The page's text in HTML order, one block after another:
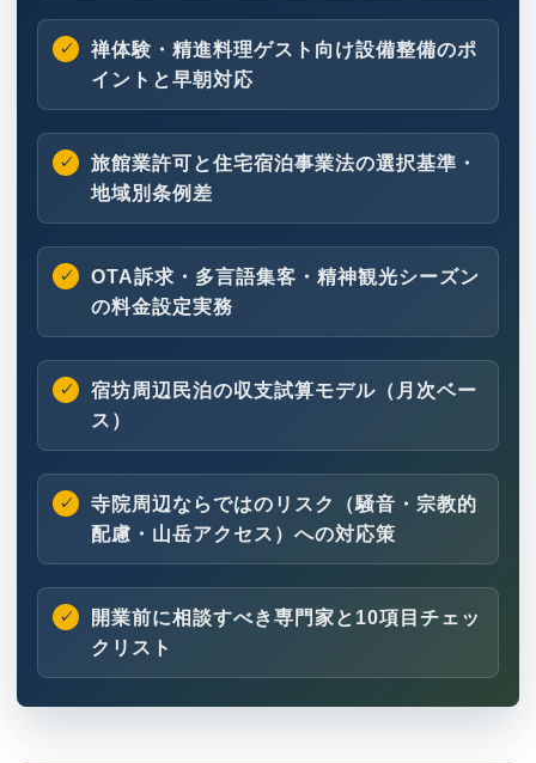
禅体験・精進料理ゲスト向け設備整備のポ
イントと早朝対応
旅館業許可と住宅宿泊事業法の選択基準・
地域別条例差
OTA訴求・多言語集客・精神観光シーズン
の料金設定実務
宿坊周辺民泊の収支試算モデル（月次ベー
ス）
寺院周辺ならではのリスク（騒音・宗教的
配慮・山岳アクセス）への対応策
開業前に相談すべき専門家と10項目チェッ
クリスト